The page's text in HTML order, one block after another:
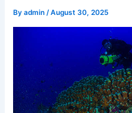
Byadmin/August 30, 2025